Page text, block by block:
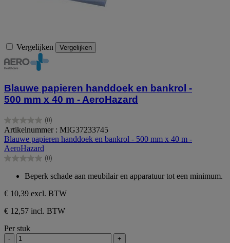
Vergelijken Vergelijken
Blauwe papieren handdoek en bankrol -
500 mm x 40 m - AeroHazard
(0)
0.0
van
de
5
sterren.
Artikelnummer : MIG37233745
Blauwe papieren handdoek en bankrol - 500 mm x 40 m -
AeroHazard
(0)
0.0
5
sterren.
Beperk schade aan meubilair en apparatuur tot een minimum.
€ 10,39 excl. BTW
€ 12,57 incl. BTW
Per stuk
- +